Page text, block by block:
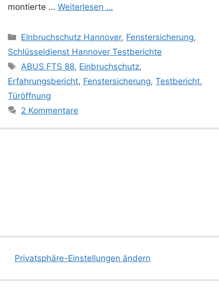
montierte … Weiterlesen …
Kategorien
EInbruchschutz Hannover, Fenstersicherung,
Schlüsseldienst Hannover Testberichte
Schlagwörter
ABUS FTS 88, Einbruchschutz,
Erfahrungsbericht, Fenstersicherung, Testbericht,
Türöffnung
2 Kommentare
Privatsphäre-Einstellungen ändern